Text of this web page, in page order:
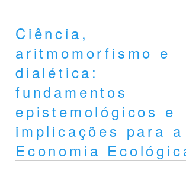
Ciência,
aritmomorfismo e
dialética:
fundamentos
epistemológicos e
implicações para a
Economia